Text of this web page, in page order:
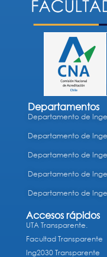
Departamentos
Departamento de
Departamento de
Departamento de
Departamento de
Departamento de
Accesos rápidos
UTA Transparente.
Facultad Transparente
Ing2030 Transparente